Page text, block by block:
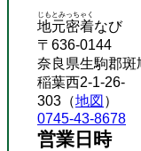
地元密着
じもとみっちゃく
なび
〒636-0144
奈良県生駒郡斑
稲葉西2-1-26-
303（地図 ）
0745-43-8678
営業日時